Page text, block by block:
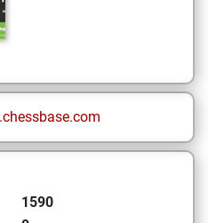
1590